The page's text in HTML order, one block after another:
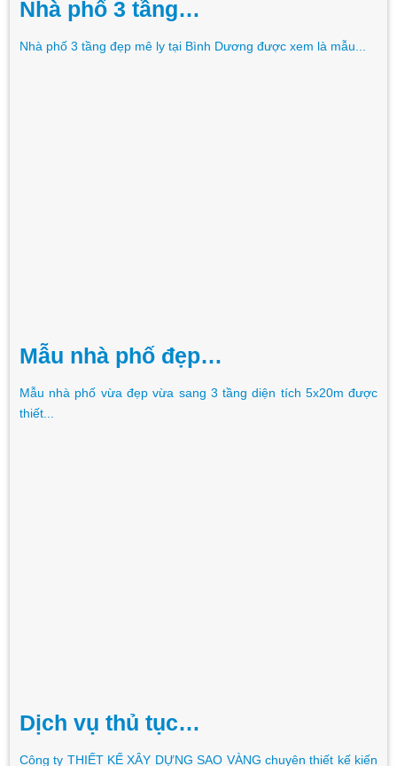
Nhà phố 3 tầng…
Nhà phố 3 tầng đẹp mê ly tại Bình Dương được xem là mẫu...
Mẫu nhà phố đẹp…
Mẫu nhà phố vừa đẹp vừa sang 3 tầng diện tích 5x20m được
thiết...
Dịch vụ thủ tục…
Công ty THIẾT KẾ XÂY DỰNG SAO VÀNG chuyên thiết kế kiến